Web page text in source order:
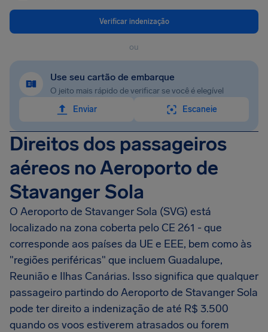
Verificar indenização
ou
Use seu cartão de embarque
O jeito mais rápido de verificar se você é elegível
Enviar
Escaneie
Direitos dos passageiros
aéreos no Aeroporto de
Stavanger Sola
O Aeroporto de Stavanger Sola (SVG) está
localizado na zona coberta pelo CE 261 - que
corresponde aos países da UE e EEE, bem como às
"regiões periféricas" que incluem Guadalupe,
Reunião e Ilhas Canárias. Isso significa que qualquer
passageiro partindo do Aeroporto de Stavanger Sola
pode ter direito a indenização de até R$ 3.500
quando os voos estiverem atrasados ou forem